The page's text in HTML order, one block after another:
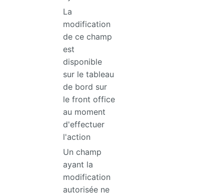
La
modification
de ce champ
est
disponible
sur le tableau
de bord sur
le front office
au moment
d'effectuer
l'action
Un champ
ayant la
modification
autorisée ne